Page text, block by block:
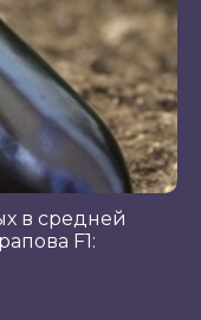
в средней
F1: